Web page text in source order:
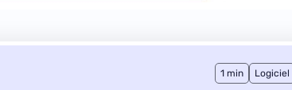
1 min Logiciel